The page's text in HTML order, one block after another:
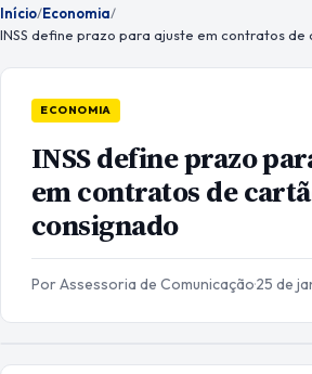
Início/Economia/
INSS define prazo para ajuste em contratos
ECONOMIA
INSS define prazo
em contratos de
consignado
Por Assessoria de Comunicação·25 de